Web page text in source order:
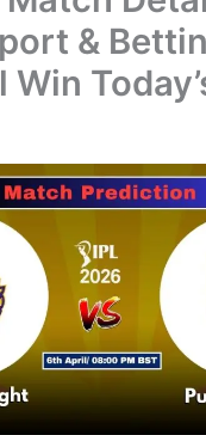
&